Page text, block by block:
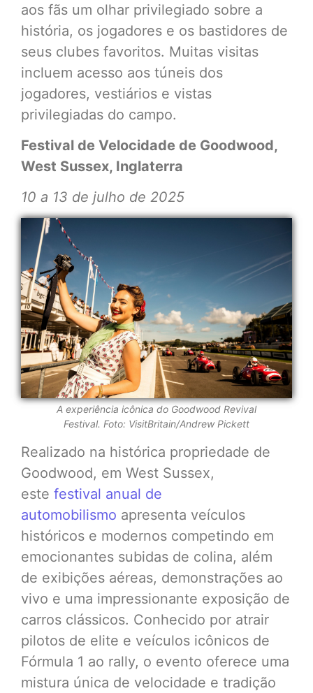
aos fãs um olhar privilegiado sobre a
história, os jogadores e os bastidores de
seus clubes favoritos. Muitas visitas
incluem acesso aos túneis dos
jogadores, vestiários e vistas
privilegiadas do campo.
Festival de Velocidade de Goodwood,
West Sussex, Inglaterra
10 a 13 de julho de 2025
A experiência icônica do Goodwood Revival
Festival. Foto: VisitBritain/Andrew Pickett
Realizado na histórica propriedade de
Goodwood, em West Sussex,
este festival anual de
automobilismo apresenta veículos
históricos e modernos competindo em
emocionantes subidas de colina, além
de exibições aéreas, demonstrações ao
vivo e uma impressionante exposição de
carros clássicos. Conhecido por atrair
pilotos de elite e veículos icônicos de
Fórmula 1 ao rally, o evento oferece uma
mistura única de velocidade e tradição